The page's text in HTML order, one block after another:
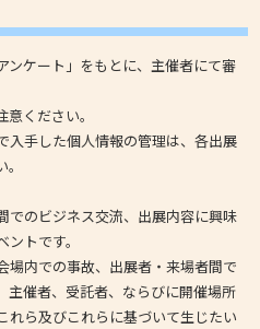
ンケート」をもとに、主催者にて審
ください。
入手した個人情報の管理は、各出展
でのビジネス交流、出展内容に興味
トです。
場内での事故、出展者・来場者間で
主催者、受託者、ならびに開催場所
れら及びこれらに基づいて生じたい